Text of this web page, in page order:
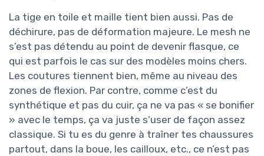
La tige en toile et maille tient bien aussi. Pas de
déchirure, pas de déformation majeure. Le mesh ne
s’est pas détendu au point de devenir flasque, ce
qui est parfois le cas sur des modèles moins chers.
Les coutures tiennent bien, même au niveau des
zones de flexion. Par contre, comme c’est du
synthétique et pas du cuir, ça ne va pas « se bonifier
» avec le temps, ça va juste s’user de façon assez
classique. Si tu es du genre à traîner tes chaussures
partout, dans la boue, les cailloux, etc., ce n’est pas